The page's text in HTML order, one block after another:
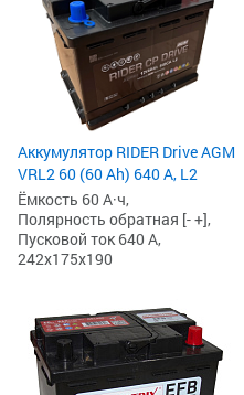
Аккумулятор RIDER Drive AGM
VRL2 60 (60 Ah) 640 А, L2
Ёмкость 60 А·ч,
Полярность обратная [- +],
Пусковой ток 640 А,
242x175x190